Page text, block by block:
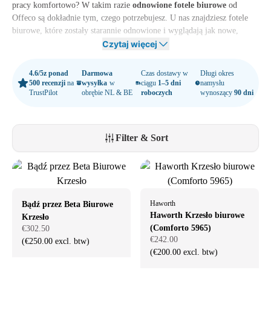
pracy komfortowo? W takim razie odnowione fotele biurowe od
Offeco są dokładnie tym, czego potrzebujesz. U nas znajdziesz fotele
biurowe, które zostały starannie odnowione i wyglądają jak nowe,
dzięki czemu z przyjemnością usiądziesz przy biurku.
biuro, w naszej ofercie odnowionych foteli biurowych zyskujesz
wysoką jakość i ergonomiczny design. Ciesz się zdrową postawą
Czytaj więcej
4.6/5z ponad
500 recenzji na
TrustPilot
Darmowa
wysyłka w
obrębie NL & BE
Czas dostawy w
ciągu 1–5 dni
roboczych
Długi okres
namysłu
wynoszący90 dni
Filter & Sort
Bądź przez Beta Biurowe
Krzesło
€302.50
(€250.00 excl. btw)
Haworth
Haworth Krzesło biurowe
(Comforto 5965)
€242.00
(€200.00 excl. btw)